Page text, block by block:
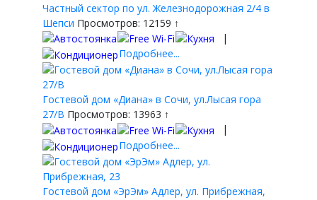
Частный сектор по ул. Железнодорожная 2/4 в
Шепси Просмотров: 12159 ↑
|
Подробнее...
Гостевой дом «Диана» в Сочи, ул.Лысая гора
27/В Просмотров: 13963 ↑
|
Подробнее...
Гостевой дом «ЭрЭм» Адлер, ул. Прибрежная,